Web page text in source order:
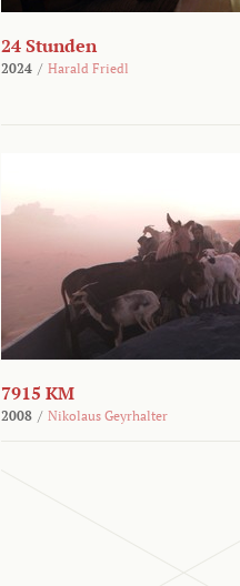
24 Stunden
2024 / Harald Friedl
7915 KM
2008 / Nikolaus Geyrhalter